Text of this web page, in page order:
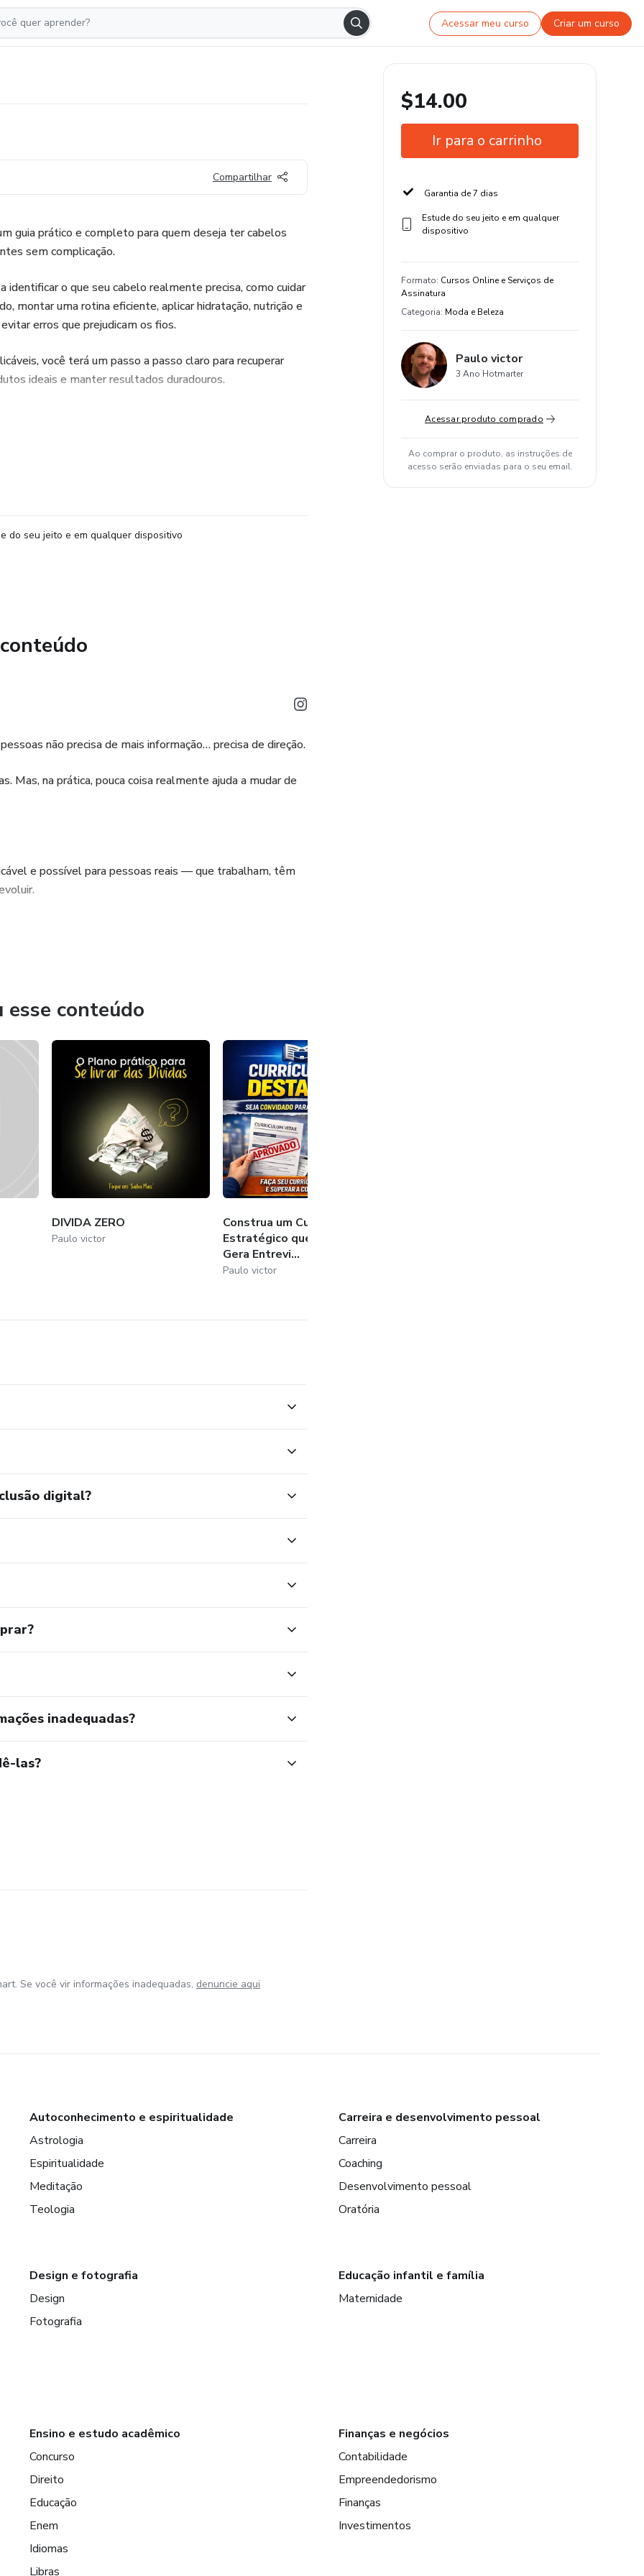
Acessar meu curso Criar um curso
Compartilhar
guia prático e completo para quem deseja ter cabelos
sem complicação.
identificar o que seu cabelo realmente precisa, como cuidar
montar uma rotina eficiente, aplicar hidratação, nutrição e
erros que prejudicam os fios.
você terá um passo a passo claro para recuperar
ideais e manter resultados duradouros.
🌿✨
do seu jeito e em qualquer dispositivo
não precisa de mais informação… precisa de direção.
Mas, na prática, pouca coisa realmente ajuda a mudar de
e possível para pessoas reais — que trabalham, têm
ganha confiança.
o caminho para quem quer crescer — seja na vida
conteúdo
DIVIDA ZERO
Paulo victor
Construa um Currículo
Estratégico que Realmente
Gera Entrevi...
Paulo victor
digital?
inadequadas?
las?
$14.00
Ir para o carrinho
Garantia de 7 dias
Estude do seu jeito e em qualquer
dispositivo
Formato: Cursos Online e Serviços de
Assinatura
Categoria: Moda e Beleza
Paulo victor
3 Ano Hotmarter
Acessar produto comprado
Ao comprar o produto, as instruções de
acesso serão enviadas para o seu email.
Se você vir informações inadequadas, denuncie aqui
Autoconhecimento e espiritualidade
Astrologia
Espiritualidade
Meditação
Teologia
Carreira e desenvolvimento pessoal
Carreira
Coaching
Desenvolvimento pessoal
Oratória
Design e fotografia
Design
Fotografia
Educação infantil e família
Maternidade
Ensino e estudo acadêmico
Concurso
Direito
Educação
Enem
Idiomas
Libras
Finanças e negócios
Contabilidade
Empreendedorismo
Finanças
Investimentos